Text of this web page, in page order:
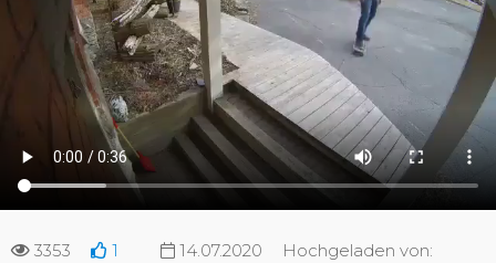
3353 1 14.07.2020
Hochgeladen von: